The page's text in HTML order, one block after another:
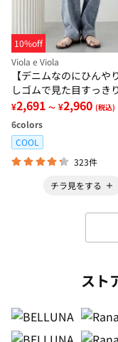
10%off
Viola e Viola
【デニムなのにひんや
しゴムで見た目すっき
レッチ楽ちんデニム
¥2,691 ～ ¥2,960 (税込)
6colors
COOL
323件
チラ見をする
スト